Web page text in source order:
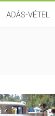
ADÁS-VÉTEL